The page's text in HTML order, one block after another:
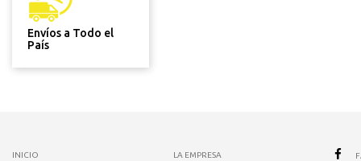
Envíos a Todo el
País
INICIO LA EMPRESA